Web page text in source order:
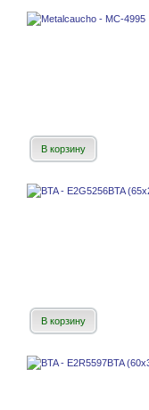
В корзину
В корзину